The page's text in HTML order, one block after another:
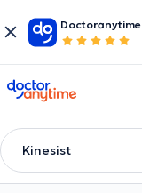
Doctoranytime
doctoranytime
Kinesist